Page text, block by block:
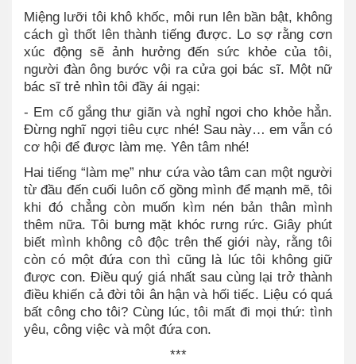
Miệng lưỡi tôi khô khốc, môi run lên bần bật, không
cách gì thốt lên thành tiếng được. Lo sợ rằng cơn
xúc động sẽ ảnh hưởng đến sức khỏe của tôi,
người đàn ông bước vội ra cửa gọi bác sĩ. Một nữ
bác sĩ trẻ nhìn tôi đầy ái ngại:
- Em cố gắng thư giãn và nghỉ ngơi cho khỏe hẳn.
Đừng nghĩ ngợi tiêu cực nhé! Sau này… em vẫn có
cơ hội để được làm mẹ. Yên tâm nhé!
Hai tiếng “làm mẹ” như cứa vào tâm can một người
từ đầu đến cuối luôn cố gồng mình để mạnh mẽ, tôi
khi đó chẳng còn muốn kìm nén bản thân mình
thêm nữa. Tôi bưng mặt khóc rưng rức. Giây phút
biết mình không cô độc trên thế giới này, rằng tôi
còn có một đứa con thì cũng là lúc tôi không giữ
được con. Điều quý giá nhất sau cùng lại trở thành
điều khiến cả đời tôi ân hận và hối tiếc. Liệu có quá
bất công cho tôi? Cùng lúc, tôi mất đi mọi thứ: tình
yêu, công việc và một đứa con.
***